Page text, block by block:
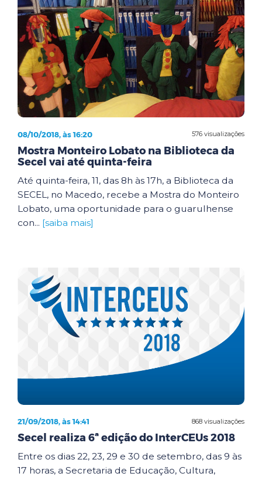
576 visualizações
08/10/2018, às 16:20
Mostra Monteiro Lobato na Biblioteca da
Secel vai até quinta-feira
Até quinta-feira, 11, das 8h às 17h, a Biblioteca da
SECEL, no Macedo, recebe a Mostra do Monteiro
Lobato, uma oportunidade para o guarulhense
con... [saiba mais]
868 visualizações
21/09/2018, às 14:41
Secel realiza 6ª edição do InterCEUs 2018
Entre os dias 22, 23, 29 e 30 de setembro, das 9 às
17 horas, a Secretaria de Educação, Cultura,